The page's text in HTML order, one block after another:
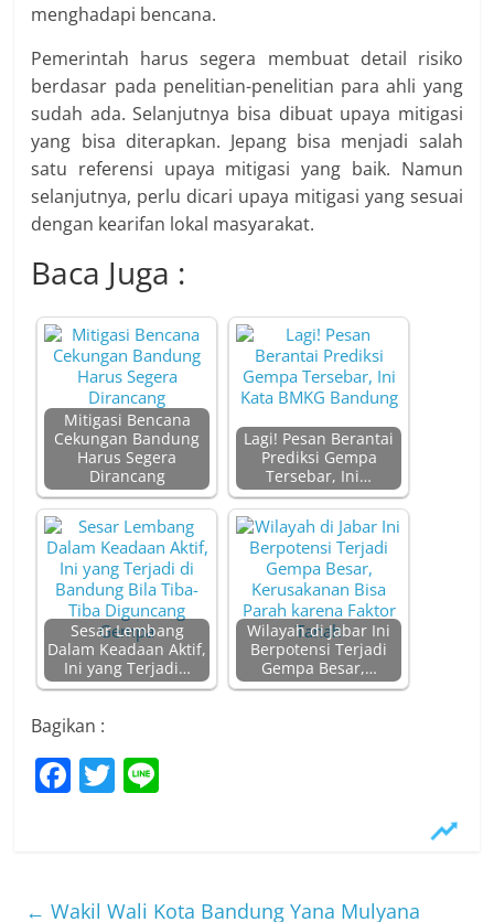
menghadapi bencana.
Pemerintah harus segera membuat detail risiko
berdasar pada penelitian-penelitian para ahli yang
sudah ada. Selanjutnya bisa dibuat upaya mitigasi
yang bisa diterapkan. Jepang bisa menjadi salah
satu referensi upa­ya mitigasi yang baik. Namun
selanjutnya, perlu dicari upaya mitigasi yang sesuai
dengan kearif­an lokal masyarakat.
Baca Juga :
Mitigasi Bencana
Cekungan Bandung
Harus Segera
Dirancang
Lagi! Pesan Berantai
Prediksi Gempa
Tersebar, Ini…
Sesar Lembang
Dalam Keadaan Aktif,
Ini yang Terjadi…
Wilayah di Jabar Ini
Berpotensi Terjadi
Gempa Besar,…
Bagikan :
F T
← Wakil Wali Kota Bandung Yana Mulyana